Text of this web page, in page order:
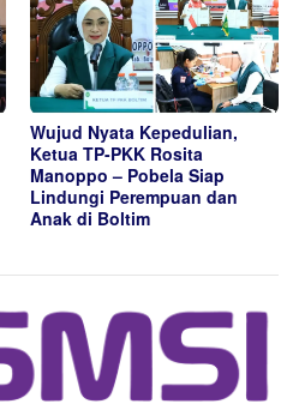
Wujud Nyata Kepedulian,
Ketua TP-PKK Rosita
Manoppo – Pobela Siap
Lindungi Perempuan dan
Anak di Boltim